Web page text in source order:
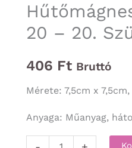
20 – 20.
406 Ft Bruttó
Mérete: 7,5cm x
Anyaga: Műanyag,
Hűtőmágnes